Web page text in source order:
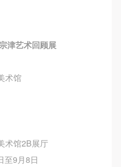
津艺术回顾展
术馆
术馆2B展厅
至9月8日
参加者应有必要的风险意
华人民共和国的相关法
社会公德规范，并应该具
相帮助和助人为乐的良好
年人（具有完全民事行为
成年人必须在成年人的陪
参加者应有必要的风险意
华人民共和国的相关法
社会公德规范，并应该具
相帮助和助人为乐的良好
年人（具有完全民事行为
成年人必须在成年人的陪
参加者应有必要的风险意
华人民共和国的相关法
社会公德规范，并应该具
相帮助和助人为乐的良好
年人（具有完全民事行为
成年人必须在成年人的陪